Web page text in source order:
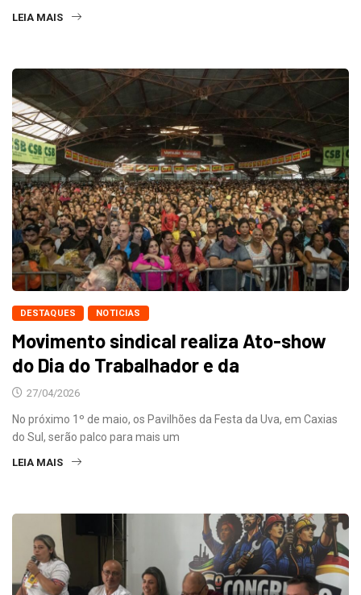
LEIA MAIS
DESTAQUES NOTICIAS
Movimento sindical realiza Ato-show
do Dia do Trabalhador e da
27/04/2026
No próximo 1º de maio, os Pavilhões da Festa da Uva, em Caxias
do Sul, serão palco para mais um
LEIA MAIS